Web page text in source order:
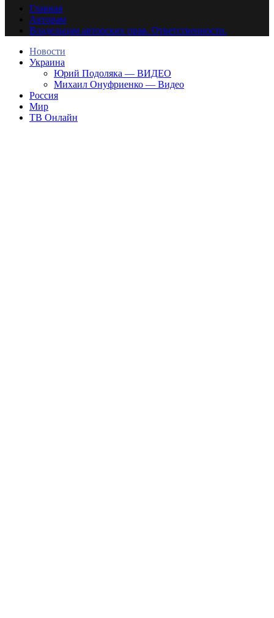
Главная
Авторам
Владельцам авторских прав. Ответственности.
Новости
Украина
Юрий Подоляка — ВИДЕО
Михаил Онуфриенко — Видео
Россия
Мир
ТВ Онлайн